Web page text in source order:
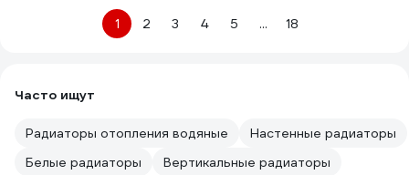
1 2 3 4 5 ... 18
Часто ищут
Радиаторы отопления водяные
Настенные радиаторы
Белые радиаторы
Вертикальные радиаторы